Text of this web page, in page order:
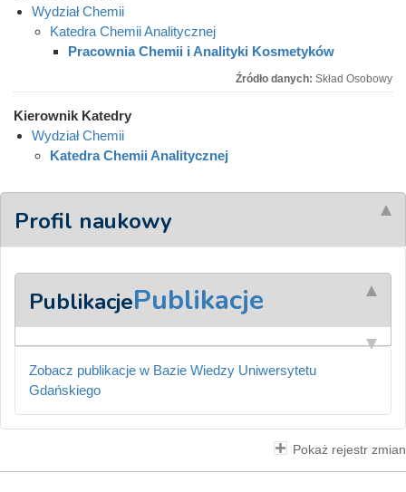
Wydział Chemii
Katedra Chemii Analitycznej
Pracownia Chemii i Analityki Kosmetyków
Źródło danych: Skład Osobowy
Kierownik Katedry
Wydział Chemii
Katedra Chemii Analitycznej
Profil naukowy
PublikacjePublikacje
Zobacz publikacje w Bazie Wiedzy Uniwersytetu
Gdańskiego
Pokaż rejestr zmian